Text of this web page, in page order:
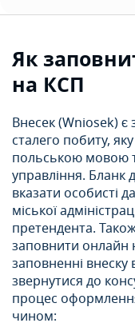
Як
на КСП
Внесек (Wniosek)
сталего побиту,
польською мовою
управління. Бланк
вказати особисті
міської
претендента.
заповнити онлайн
заповненні
звернутися до
процес
чином: